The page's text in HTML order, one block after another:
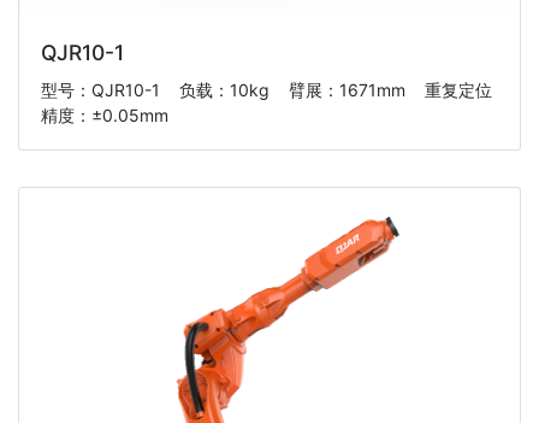
QJR10-1
型号：QJR10-1 负载：10kg 臂展：1671mm 重复定位
精度：±0.05mm